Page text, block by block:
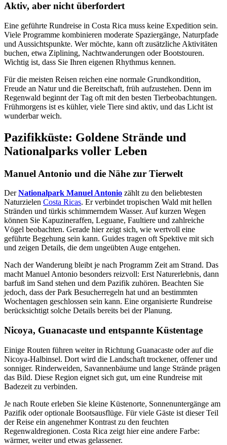
Aktiv, aber nicht überfordert
Eine geführte Rundreise in Costa Rica muss keine Expedition sein.
Viele Programme kombinieren moderate Spaziergänge, Naturpfade
und Aussichtspunkte. Wer möchte, kann oft zusätzliche Aktivitäten
buchen, etwa Ziplining, Nachtwanderungen oder Bootstouren.
Wichtig ist, dass Sie Ihren eigenen Rhythmus kennen.
Für die meisten Reisen reichen eine normale Grundkondition,
Freude an Natur und die Bereitschaft, früh aufzustehen. Denn im
Regenwald beginnt der Tag oft mit den besten Tierbeobachtungen.
Frühmorgens ist es kühler, viele Tiere sind aktiv, und das Licht ist
wunderbar weich.
Pazifikküste: Goldene Strände und
Nationalparks voller Leben
Manuel Antonio und die Nähe zur Tierwelt
DerNationalpark Manuel Antonio zählt zu den beliebtesten
Naturzielen Costa Ricas. Er verbindet tropischen Wald mit hellen
Stränden und türkis schimmerndem Wasser. Auf kurzen Wegen
können Sie Kapuzineraffen, Leguane, Faultiere und zahlreiche
Vögel beobachten. Gerade hier zeigt sich, wie wertvoll eine
geführte Begehung sein kann. Guides tragen oft Spektive mit sich
und zeigen Details, die dem ungeübten Auge entgehen.
Nach der Wanderung bleibt je nach Programm Zeit am Strand. Das
macht Manuel Antonio besonders reizvoll: Erst Naturerlebnis, dann
barfuß im Sand stehen und dem Pazifik zuhören. Beachten Sie
jedoch, dass der Park Besucherregeln hat und an bestimmten
Wochentagen geschlossen sein kann. Eine organisierte Rundreise
berücksichtigt solche Details bereits bei der Planung.
Nicoya, Guanacaste und entspannte Küstentage
Einige Routen führen weiter in Richtung Guanacaste oder auf die
Nicoya-Halbinsel. Dort wird die Landschaft trockener, offener und
sonniger. Rinderweiden, Savannenbäume und lange Strände prägen
das Bild. Diese Region eignet sich gut, um eine Rundreise mit
Badezeit zu verbinden.
Je nach Route erleben Sie kleine Küstenorte, Sonnenuntergänge am
Pazifik oder optionale Bootsausflüge. Für viele Gäste ist dieser Teil
der Reise ein angenehmer Kontrast zu den feuchten
Regenwaldregionen. Costa Rica zeigt hier eine andere Farbe:
wärmer, weiter und etwas gelassener.